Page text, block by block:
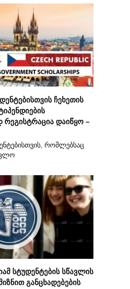
ჩეხეთის
დაიწყო –
რომლებსაც
სტუდენტების სწავლის
განცხადებების